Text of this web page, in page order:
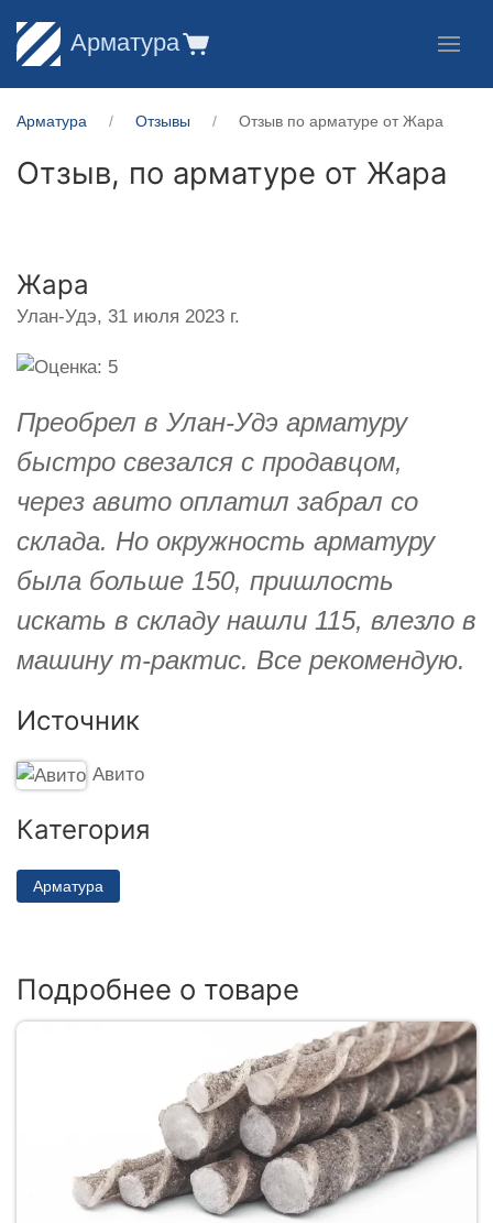
Арматура
Арматура Отзывы Отзыв по арматуре от Жара
Отзыв, по арматуре от Жара
Жара
Улан-Удэ, 31 июля 2023 г.
Преобрел в Улан-Удэ арматуру
быстро свезался с продавцом,
через авито оплатил забрал со
склада. Но окружность арматуру
была больше 150, пришлость
искать в складу нашли 115, влезло в
машину т-рактис. Все рекомендую.
Источник
Авито
Категория
Арматура
Подробнее о товаре